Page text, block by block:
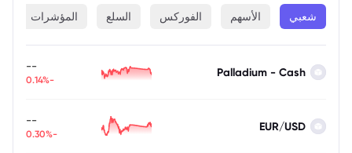
شعبي الأسهم الفوركس السلع المؤشرات
Palladium - Cash
--
-0.14%
EUR/USD
--
-0.30%